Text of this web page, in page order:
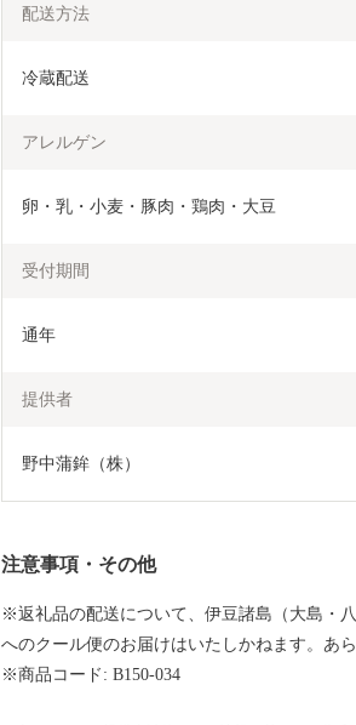
配送方法
冷蔵配送
アレルゲン
卵・乳・小麦・豚肉・鶏肉・大豆
受付期間
通年
提供者
野中蒲鉾（株）
注意事項・その他
※返礼品の配送について、伊豆諸島（大島・
へのクール便のお届けはいたしかねます。あ
※商品コード: B150-034